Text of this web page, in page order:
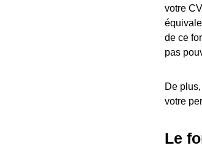
votre
de ce
pas
De
votre
Le